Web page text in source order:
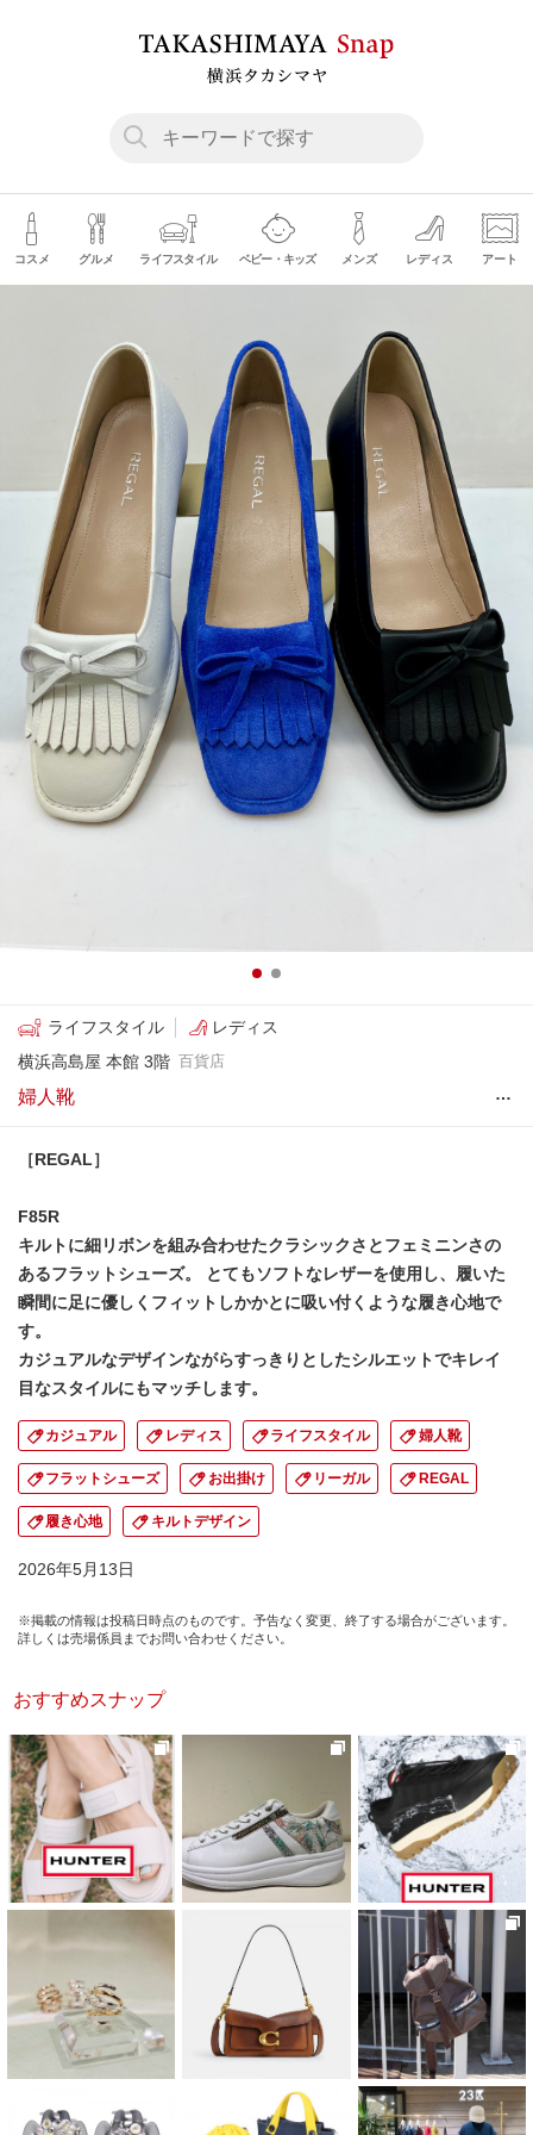
コスメ グルメ ライフスタイル ベビー・キッズ メンズ レディス アート
ライフスタイル
レディス
横浜高島屋 本館 3階 百貨店
婦人靴 …
［REGAL］
F85R
キルトに細リボンを組み合わせたクラシックさとフェミニンさの
あるフラットシューズ。 とてもソフトなレザーを使用し、履いた
瞬間に足に優しくフィットしかかとに吸い付くような履き心地で
す。
カジュアルなデザインながらすっきりとしたシルエットでキレイ
目なスタイルにもマッチします。
カジュアル レディス ライフスタイル 婦人靴
フラットシューズ お出掛け リーガル REGAL
履き心地 キルトデザイン
2026年5月13日
※掲載の情報は投稿日時点のものです。予告なく変更、終了する場合がございます。
詳しくは売場係員までお問い合わせください。
おすすめスナップ